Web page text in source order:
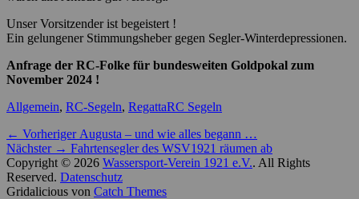
Unser Vorsitzender ist begeistert !
Ein gelungener Stimmungsheber gegen Segler-Winterdepressionen.
Anfrage der RC-Folke für bundesweiten Goldpokal zum
November 2024 !
Kategorien
Allgemein, RC-Segeln, RegattaSchlagworte
RC Segeln
Beitragsnavigation
← Vorheriger Vorheriger
Beitrag:
Augusta – und wie alles begann …
Nächster → Nächster
Beitrag:
Fahrtensegler des WSV1921 räumen ab
Copyright © 2026 Wassersport-Verein 1921 e.V.. All Rights
Reserved. Datenschutz
Gridalicious von Catch Themes